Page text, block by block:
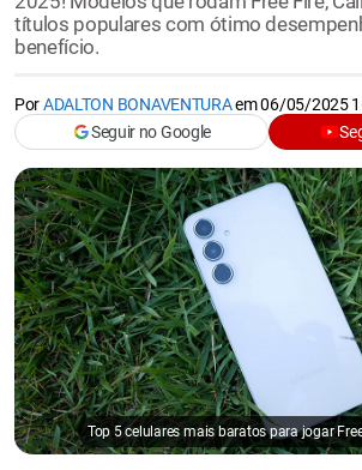
títulos populares com ótimo
benefício.
PorADALTON BONAVENTURAem06/05/2025
Seguir no Google
Top 5 celulares mais baratos para jogar